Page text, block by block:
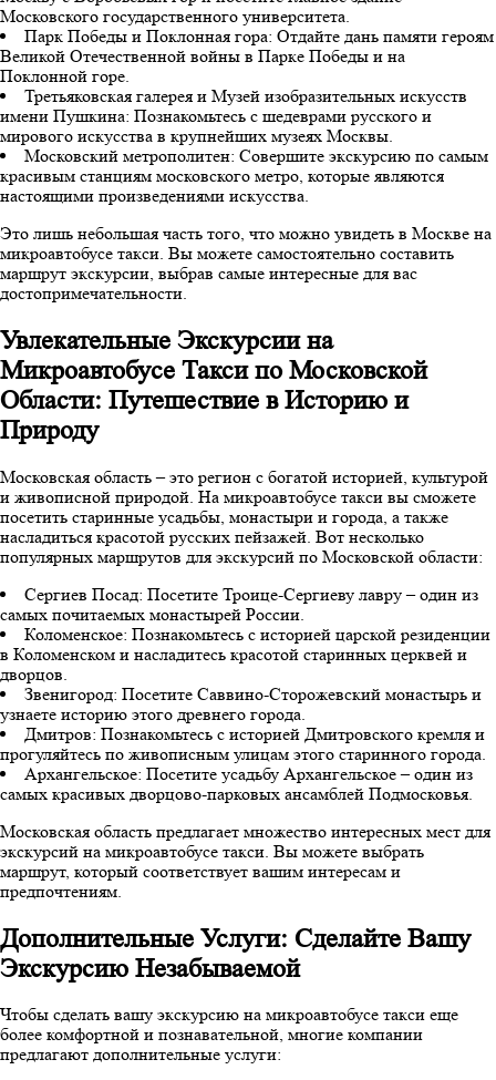
Московского государственного университета.
Парк Победы и Поклонная гора: Отдайте дань памяти героям
Великой Отечественной войны в Парке Победы и на
Поклонной горе.
Третьяковская галерея и Музей изобразительных искусств
имени Пушкина: Познакомьтесь с шедеврами русского и
мирового искусства в крупнейших музеях Москвы.
Московский метрополитен: Совершите экскурсию по самым
красивым станциям московского метро, которые являются
настоящими произведениями искусства.
Это лишь небольшая часть того, что можно увидеть в Москве на
микроавтобусе такси. Вы можете самостоятельно составить
маршрут экскурсии, выбрав самые интересные для вас
достопримечательности.
Увлекательные Экскурсии на
Микроавтобусе Такси по Московской
Области: Путешествие в Историю и
Природу
Московская область – это регион с богатой историей, культурой
и живописной природой. На микроавтобусе такси вы сможете
посетить старинные усадьбы, монастыри и города, а также
насладиться красотой русских пейзажей. Вот несколько
популярных маршрутов для экскурсий по Московской области:
Сергиев Посад: Посетите Троице-Сергиеву лавру – один из
самых почитаемых монастырей России.
Коломенское: Познакомьтесь с историей царской резиденции
в Коломенском и насладитесь красотой старинных церквей и
дворцов.
Звенигород: Посетите Саввино-Сторожевский монастырь и
узнаете историю этого древнего города.
Дмитров: Познакомьтесь с историей Дмитровского кремля и
прогуляйтесь по живописным улицам этого старинного города.
Архангельское: Посетите усадьбу Архангельское – один из
самых красивых дворцово-парковых ансамблей Подмосковья.
Московская область предлагает множество интересных мест для
экскурсий на микроавтобусе такси. Вы можете выбрать
маршрут, который соответствует вашим интересам и
предпочтениям.
Дополнительные Услуги: Сделайте Вашу
Экскурсию Незабываемой
Чтобы сделать вашу экскурсию на микроавтобусе такси еще
более комфортной и познавательной, многие компании
предлагают дополнительные услуги: